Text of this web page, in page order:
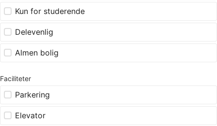
Kun for studerende
Delevenlig
Almen bolig
Faciliteter
Parkering
Elevator